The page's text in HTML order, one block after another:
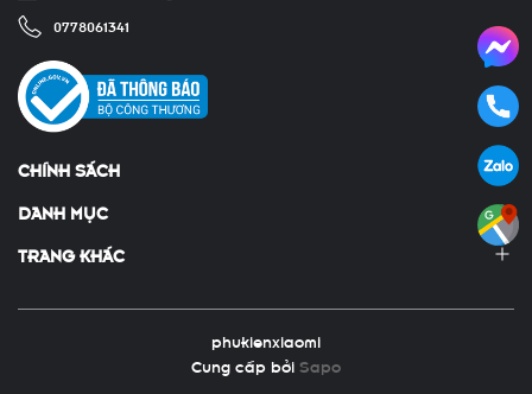
0778061341
CHÍNH SÁCH
DANH MỤC
TRANG KHÁC
phukienxiaomi
Cung cấp bởi Sapo